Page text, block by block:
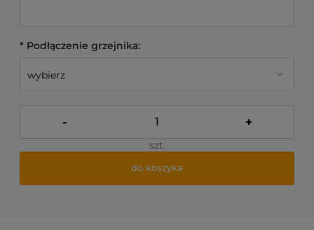
* Podłączenie grzejnika:
- +
szt.
do koszyka